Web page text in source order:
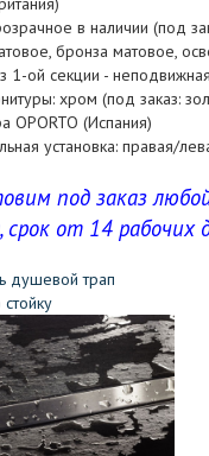
в наличии (под
бронза матовое,
1-ой секции -
хром (под заказ:
OPORTO (Испания)
установка: правая/
под заказ
срок от 14 рабочих
душевой трап